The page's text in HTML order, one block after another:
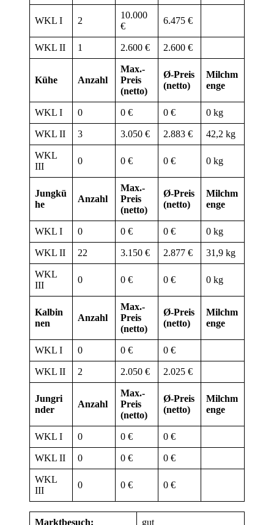
WKL I 2
10.000
€
6.475 €
WKL II 1 2.600 € 2.600 €
Kühe Anzahl
Max.-
Preis
(netto)
Ø-Preis
(netto)
Milchm
enge
WKL I 0 0 € 0 € 0 kg
WKL II 3 3.050 € 2.883 € 42,2 kg
WKL
III
0 0 € 0 € 0 kg
Jungkü
he
Anzahl
Max.-
Preis
(netto)
Ø-Preis
(netto)
Milchm
enge
WKL I 0 0 € 0 € 0 kg
WKL II 22 3.150 € 2.877 € 31,9 kg
WKL
III
0 0 € 0 € 0 kg
Kalbin
nen
Anzahl
Max.-
Preis
(netto)
Ø-Preis
(netto)
Milchm
enge
WKL I 0 0 € 0 €
WKL II 2 2.050 € 2.025 €
Jungri
nder
Anzahl
Max.-
Preis
(netto)
Ø-Preis
(netto)
Milchm
enge
WKL I 0 0 € 0 €
WKL II 0 0 € 0 €
WKL
III
0 0 € 0 €
Marktbesuch: gut